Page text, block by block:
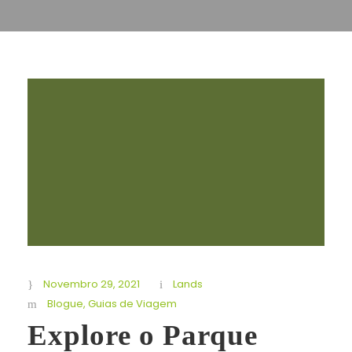
Novembro 29, 2021
Lands
Blogue, Guias de Viagem
Explore o Parque